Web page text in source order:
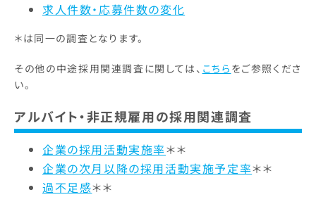
求人件数・応募件数の変化
＊は同一の調査となります。
その他の中途採用関連調査に関しては、 こちら をご参照くださ
い。
アルバイト・非正規雇用の採用関連調査
企業の採用活動実施率＊＊
企業の次月以降の採用活動実施予定率＊＊
過不足感＊＊